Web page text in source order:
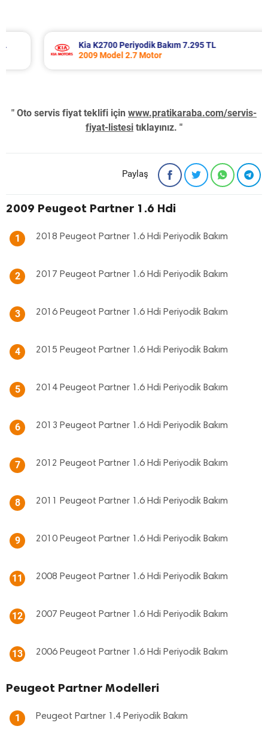
Kia K2700 Periyodik Bakım 7.295 TL
2009 Model 2.7 Motor
" Oto servis fiyat teklifi için www.pratikaraba.com/servis-
fiyat-listesi tıklayınız. "
Paylaş
2009 Peugeot Partner 1.6 Hdi
1 2018 Peugeot Partner 1.6 Hdi Periyodik Bakım
2 2017 Peugeot Partner 1.6 Hdi Periyodik Bakım
3 2016 Peugeot Partner 1.6 Hdi Periyodik Bakım
4 2015 Peugeot Partner 1.6 Hdi Periyodik Bakım
5 2014 Peugeot Partner 1.6 Hdi Periyodik Bakım
6 2013 Peugeot Partner 1.6 Hdi Periyodik Bakım
7 2012 Peugeot Partner 1.6 Hdi Periyodik Bakım
8 2011 Peugeot Partner 1.6 Hdi Periyodik Bakım
9 2010 Peugeot Partner 1.6 Hdi Periyodik Bakım
11 2008 Peugeot Partner 1.6 Hdi Periyodik Bakım
12 2007 Peugeot Partner 1.6 Hdi Periyodik Bakım
13 2006 Peugeot Partner 1.6 Hdi Periyodik Bakım
Peugeot Partner Modelleri
1 Peugeot Partner 1.4 Periyodik Bakım